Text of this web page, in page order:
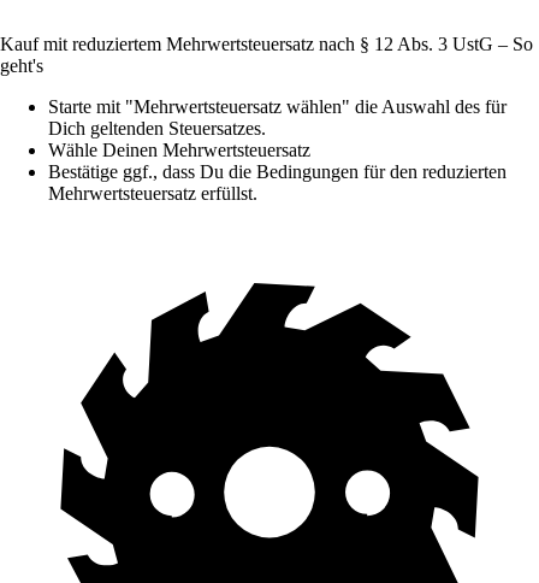
Kauf mit reduziertem Mehrwertsteuersatz nach § 12 Abs. 3 UstG – So
geht's
Starte mit "Mehrwertsteuersatz wählen" die Auswahl des für
Dich geltenden Steuersatzes.
Wähle Deinen Mehrwertsteuersatz
Bestätige ggf., dass Du die Bedingungen für den reduzierten
Mehrwertsteuersatz erfüllst.